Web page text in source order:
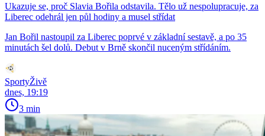
Ukazuje se, proč Slavia Bořila odstavila. Tělo už nespolupracuje, za
Liberec odehrál jen půl hodiny a musel střídat
Jan Bořil nastoupil za Liberec poprvé v základní sestavě, a po 35
minutách šel dolů. Debut v Brně skončil nuceným střídáním.
SportyŽivě
dnes, 19:19
3 min